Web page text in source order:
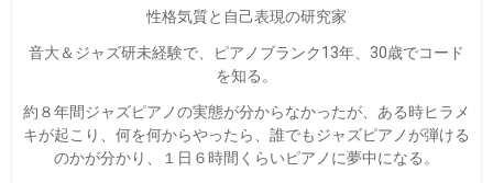
性格気質と自己表現の研究家
音大＆ジャズ研未経験で、ピアノブランク13年、30歳でコード
を知る。
約８年間ジャズピアノの実態が分からなかったが、ある時ヒラメ
キが起こり、何を何からやったら、誰でもジャズピアノが弾ける
のかが分かり、１日６時間くらいピアノに夢中になる。